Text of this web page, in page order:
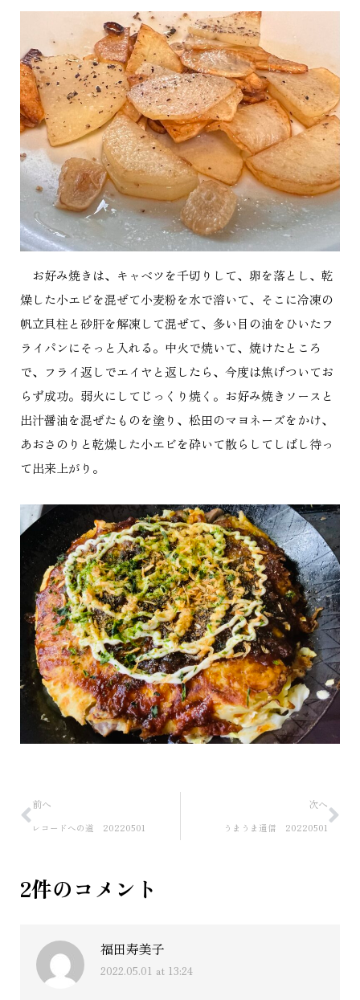
お好み焼きは、キャベツを千切りして、卵を落とし、乾
燥した小エビを混ぜて小麦粉を水で溶いて、そこに冷凍の
帆立貝柱と砂肝を解凍して混ぜて、多い目の油をひいたフ
ライパンにそっと入れる。中火で焼いて、焼けたところ
で、フライ返しでエイヤと返したら、今度は焦げついてお
らず成功。弱火にしてじっくり焼く。お好み焼きソースと
出汁醤油を混ぜたものを塗り、松田のマヨネーズをかけ、
あおさのりと乾燥した小エビを砕いて散らしてしばし待っ
て出来上がり。
前へ
レコードへの道 20220501
次へ
うまうま通信 20220501
2件のコメント
福田寿美子
says:
2022.05.01 at 13:24